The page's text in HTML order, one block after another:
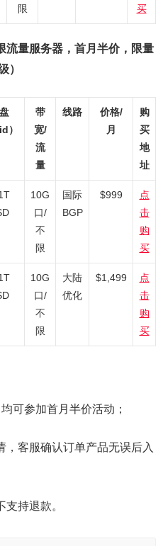
限
买
流量服务器，首月半价，限量
）
）
带
宽/
流
量
线路
价格/
月
购
买
地
址
10G
口/
不
限
国际
BGP
$999
点
击
购
买
10G
口/
不
限
大陆
优化
$1,499
点
击
购
买
可参加首月半价活动；
，客服确认订单产品无误后入
持退款。